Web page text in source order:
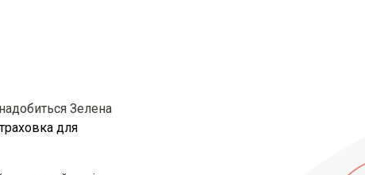
страхової суми (ліміту
умовами страхового продукту
розміри франшизи (за наявності)
Зелена
для